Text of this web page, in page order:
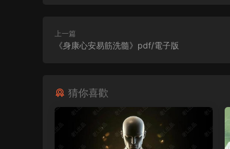
上一篇
《身康心安易筋洗髓》pdf/電子版
猜你喜歡